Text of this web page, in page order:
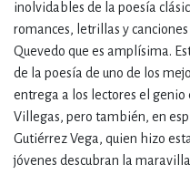
inolvidables de la poesía
romances, letrillas y
Quevedo que es amplísima.
de la poesía de uno de los
entrega a los lectores el genio
Villegas, pero también, en
Gutiérrez Vega, quien hizo
jóvenes descubran la